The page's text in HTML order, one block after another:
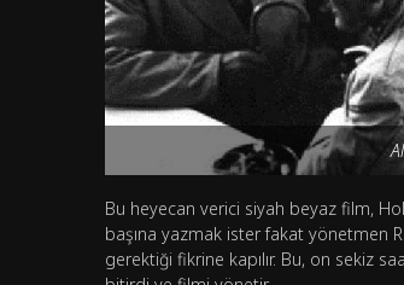
Bu heyecan verici siyah beyaz film,
başına yazmak ister fakat yönetmen
gerektiği fikrine kapılır. Bu, on sekiz